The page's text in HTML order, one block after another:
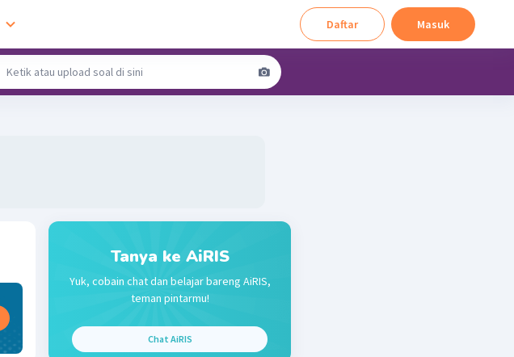
Daftar Masuk
Tanya ke AiRIS
Yuk, cobain chat dan belajar bareng AiRIS,
teman pintarmu!
Chat AiRIS